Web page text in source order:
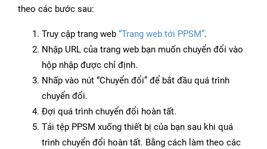
theo các bước sau:
Truy cập trang web “Trang web tới PPSM”.
Nhập URL của trang web bạn muốn chuyển đổi vào
hộp nhập được chỉ định.
Nhấp vào nút “Chuyển đổi” để bắt đầu quá trình
chuyển đổi.
Đợi quá trình chuyển đổi hoàn tất.
Tải tệp PPSM xuống thiết bị của bạn sau khi quá
trình chuyển đổi hoàn tất. Bằng cách làm theo các